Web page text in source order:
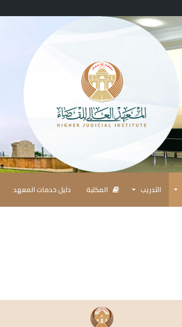
التدريب المكتبة دليل خدمات المعهد